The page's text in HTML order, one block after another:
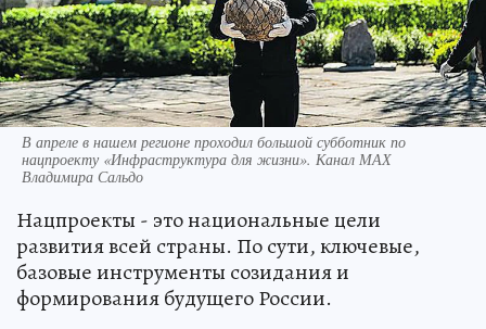
В апреле в нашем регионе проходил большой субботник по
нацпроекту «Инфраструктура для жизни». Канал МАХ
Владимира Сальдо
Нацпроекты - это национальные цели
развития всей страны. По сути, ключевые,
базовые инструменты созидания и
формирования будущего России.